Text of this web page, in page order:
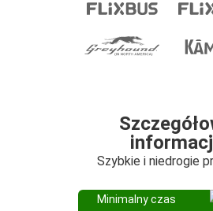
Szybkie i niedrogie
Minimalny czas